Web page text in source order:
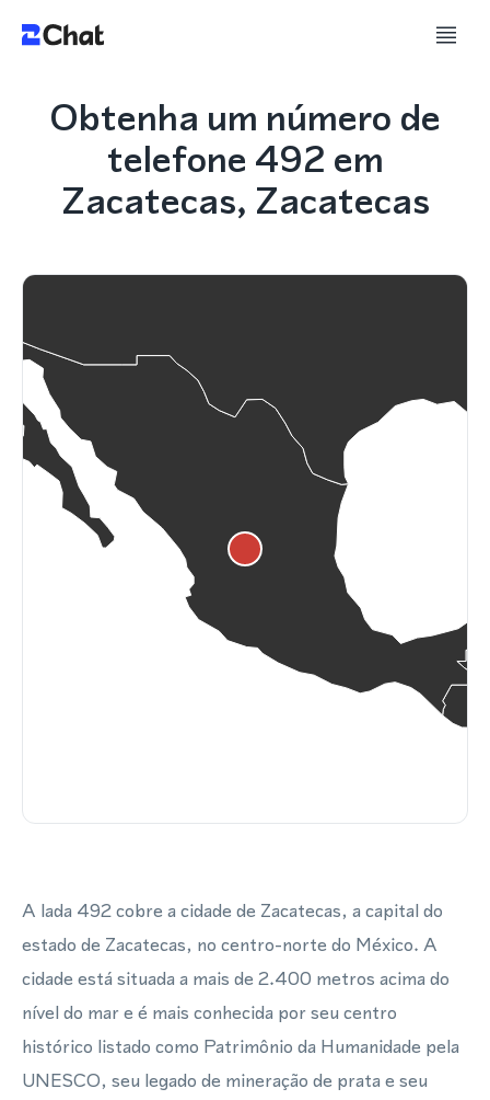
Obtenha um número de
telefone 492 em
Zacatecas, Zacatecas
A lada 492 cobre a cidade de Zacatecas, a capital do
estado de Zacatecas, no centro-norte do México. A
cidade está situada a mais de 2.400 metros acima do
nível do mar e é mais conhecida por seu centro
histórico listado como Patrimônio da Humanidade pela
UNESCO, seu legado de mineração de prata e seu